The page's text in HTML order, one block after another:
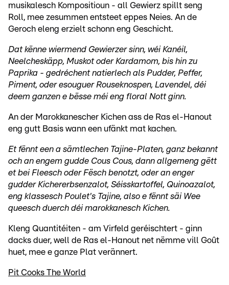
musikalesch Kompositioun - all Gewierz spillt seng
Roll, mee zesummen entsteet eppes Neies. An de
Geroch eleng erzielt schonn eng Geschicht.
Dat kënne wiermend Gewierzer sinn, wéi Kanéil,
Neelcheskäpp, Muskot oder Kardamom, bis hin zu
Paprika - gedréchent natierlech als Pudder, Peffer,
Piment, oder esouguer Rouseknospen, Lavendel, déi
deem ganzen e bësse méi eng floral Nott ginn.
An der Marokkanescher Kichen ass de Ras el-Hanout
eng gutt Basis wann een ufänkt mat kachen.
Et fënnt een a sämtlechen Tajine-Platen, ganz bekannt
och an engem gudde Cous Cous, dann allgemeng gëtt
et bei Fleesch oder Fësch benotzt, oder an enger
gudder Kichererbsenzalot, Séisskartoffel, Quinoazalot,
eng klassesch Poulet's Tajine, also e fënnt säi Wee
queesch duerch déi marokkanesch Kichen.
Kleng Quantitéiten - am Virfeld geréischtert - ginn
dacks duer, well de Ras el-Hanout net nëmme vill Goût
huet, mee e ganze Plat verännert.
Pit Cooks The World